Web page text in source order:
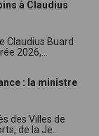
à Claudius
Claudius Buard
2026,...
: la ministre
des Villes de
de la Je...